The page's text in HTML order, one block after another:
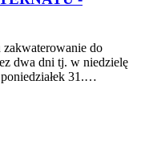
do
dwa dni tj. w niedzielę
31.…